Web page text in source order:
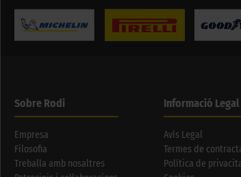
Sobre Rodi
Empresa
Filosofia
Treballa amb nosaltres
Informació Legal
Avís Legal
Termes de
Política de